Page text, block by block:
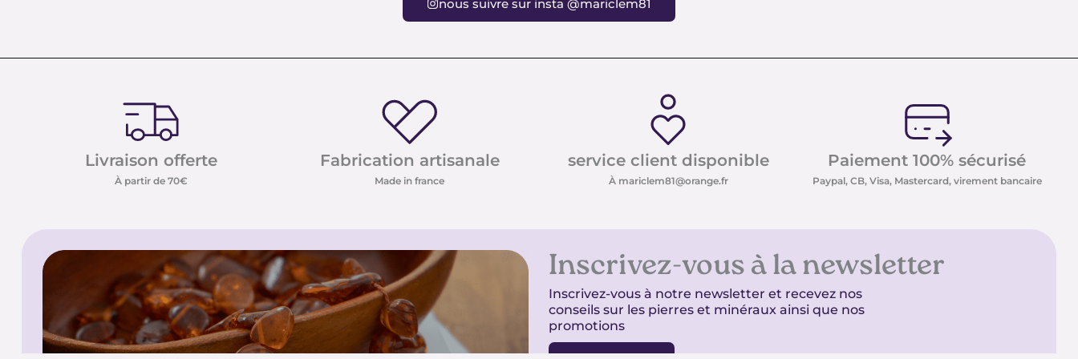
nous suivre sur insta @mariclem81
Livraison offerte
À partir de 70€
Fabrication artisanale
Made in france
service client disponible
À mariclem81@orange.fr
Paiement 100% sécurisé
Paypal, CB, Visa, Mastercard, virement bancaire
Inscrivez-vous à la newsletter
Inscrivez-vous à notre newsletter et recevez nos
conseils sur les pierres et minéraux ainsi que nos
promotions